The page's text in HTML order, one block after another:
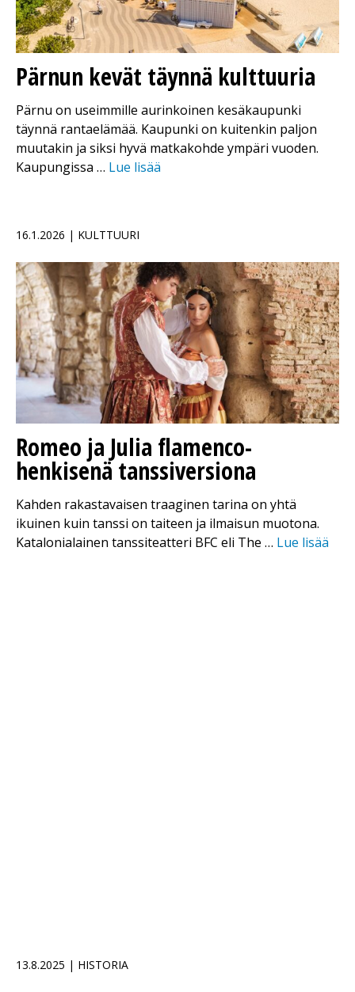
Pärnun kevät täynnä kulttuuria
Pärnu on useimmille aurinkoinen kesäkaupunki
täynnä rantaelämää. Kaupunki on kuitenkin paljon
muutakin ja siksi hyvä matkakohde ympäri vuoden.
Kaupungissa … Lue lisää
16.1.2026 | KULTTUURI
Romeo ja Julia flamenco-
henkisenä tanssiversiona
Kahden rakastavaisen traaginen tarina on yhtä
ikuinen kuin tanssi on taiteen ja ilmaisun muotona.
Katalonialainen tanssiteatteri BFC eli The … Lue lisää
13.8.2025 | HISTORIA